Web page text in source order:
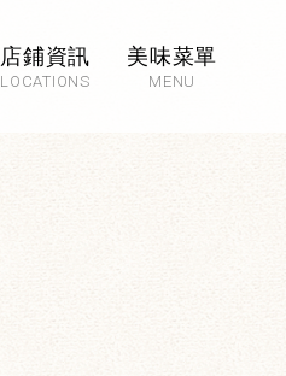
店鋪資訊
LOCATIONS
美味菜單
MENU